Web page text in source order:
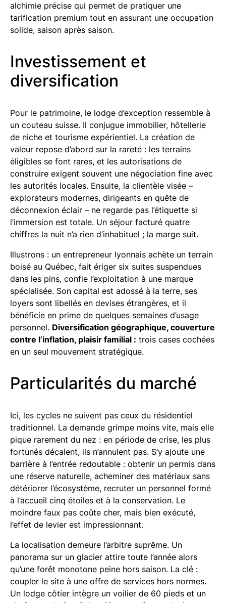
alchimie précise qui permet de pratiquer une
tarification premium tout en assurant une occupation
solide, saison après saison.
Investissement et
diversification
Pour le patrimoine, le lodge d’exception ressemble à
un couteau suisse. Il conjugue immobilier, hôtellerie
de niche et tourisme expérientiel. La création de
valeur repose d’abord sur la rareté : les terrains
éligibles se font rares, et les autorisations de
construire exigent souvent une négociation fine avec
les autorités locales. Ensuite, la clientèle visée –
explorateurs modernes, dirigeants en quête de
déconnexion éclair – ne regarde pas l’étiquette si
l’immersion est totale. Un séjour facturé quatre
chiffres la nuit n’a rien d’inhabituel ; la marge suit.
Illustrons : un entrepreneur lyonnais achète un terrain
boisé au Québec, fait ériger six suites suspendues
dans les pins, confie l’exploitation à une marque
spécialisée. Son capital est adossé à la terre, ses
loyers sont libellés en devises étrangères, et il
bénéficie en prime de quelques semaines d’usage
personnel. Diversification géographique, couverture
contre l’inflation, plaisir familial : trois cases cochées
en un seul mouvement stratégique.
Particularités du marché
Ici, les cycles ne suivent pas ceux du résidentiel
traditionnel. La demande grimpe moins vite, mais elle
pique rarement du nez : en période de crise, les plus
fortunés décalent, ils n’annulent pas. S’y ajoute une
barrière à l’entrée redoutable : obtenir un permis dans
une réserve naturelle, acheminer des matériaux sans
détériorer l’écosystème, recruter un personnel formé
à l’accueil cinq étoiles et à la conservation. Le
moindre faux pas coûte cher, mais bien exécuté,
l’effet de levier est impressionnant.
La localisation demeure l’arbitre suprême. Un
panorama sur un glacier attire toute l’année alors
qu’une forêt monotone peine hors saison. La clé :
coupler le site à une offre de services hors normes.
Un lodge côtier intègre un voilier de 60 pieds et un